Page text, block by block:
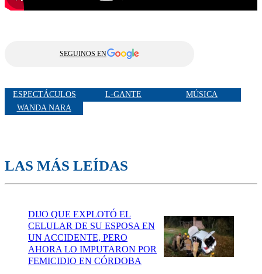
SEGUINOS EN
ESPECTÁCULOS L-GANTE
MÚSICA
WANDA NARA
LAS MÁS LEÍDAS
DIJO QUE EXPLOTÓ EL
CELULAR DE SU ESPOSA EN
UN ACCIDENTE, PERO
AHORA LO IMPUTARON POR
FEMICIDIO EN CÓRDOBA